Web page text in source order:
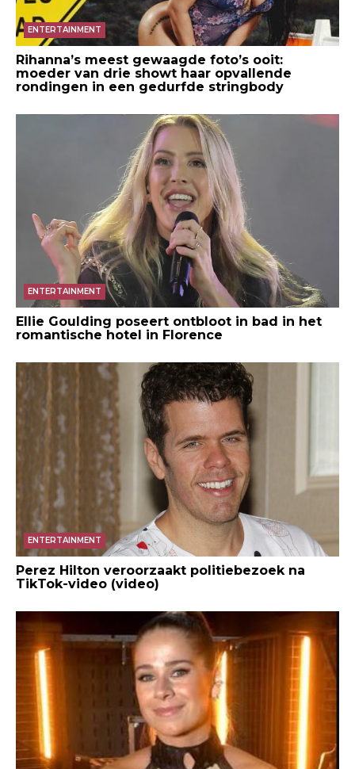
ENTERTAINMENT
Rihanna’s meest gewaagde foto’s ooit:
moeder van drie showt haar opvallende
rondingen in een gedurfde stringbody
ENTERTAINMENT
Ellie Goulding poseert ontbloot in bad in het
romantische hotel in Florence
ENTERTAINMENT
Perez Hilton veroorzaakt politiebezoek na
TikTok-video (video)